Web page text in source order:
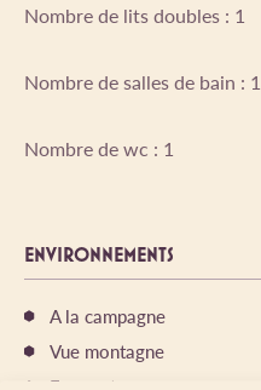
Nombre de lits doubles : 1
Nombre de salles de bain : 1
Nombre de wc : 1
ENVIRONNEMENTS
A la campagne
Vue montagne